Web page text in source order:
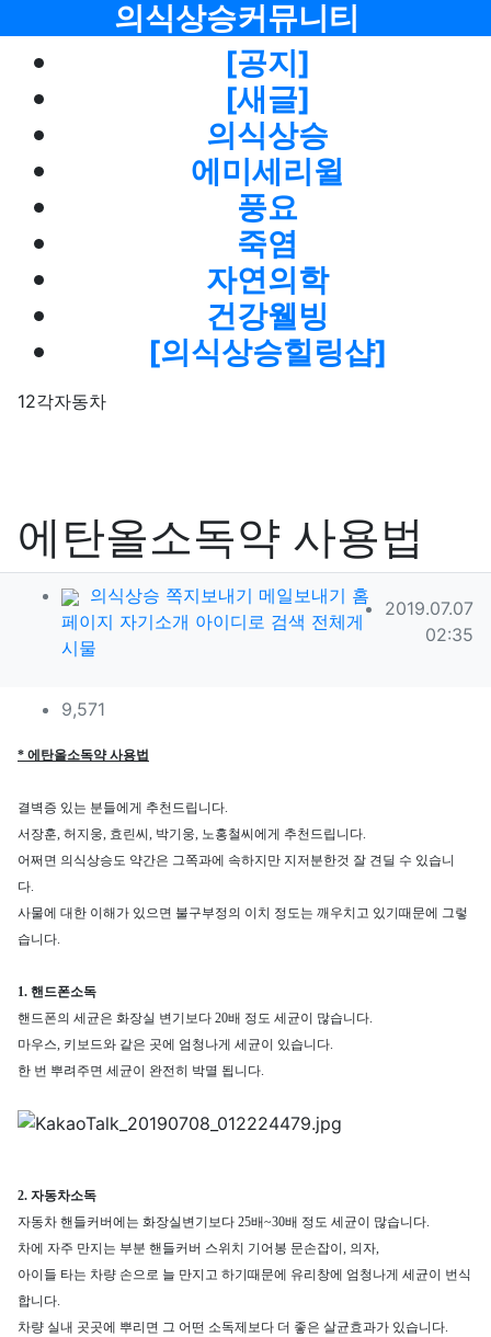
의식상승커뮤니티
[공지]
[새글]
의식상승
에미세리윌
풍요
죽염
자연의학
건강웰빙
[의식상승힐링샵]
12각자동차
에탄올소독약 사용법
작성자 정보
의식상승 쪽지보내기 메일보내기 홈
페이지 자기소개 아이디로 검색 전체게
시물
작성일
2019.07.07
02:35
컨텐츠 정보
9,571
본문
* 에탄올소독약 사용법
결벽증 있는 분들에게 추천드립니다.
서장훈, 허지웅, 효린씨, 박기웅, 노홍철씨에게 추천드립니다.
어쩌면 의식상승도 약간은 그쪽과에 속하지만 지저분한것 잘 견딜 수 있습니
다.
사물에 대한 이해가 있으면 불구부정의 이치 정도는 깨우치고 있기때문에 그렇
습니다.
1. 핸드폰소독
핸드폰의 세균은 화장실 변기보다 20배 정도 세균이 많습니다.
마우스, 키보드와 같은 곳에 엄청나게 세균이 있습니다.
한 번 뿌려주면 세균이 완전히 박멸 됩니다.
2. 자동차소독
자동차 핸들커버에는 화장실변기보다 25배~30배 정도 세균이 많습니다.
차에 자주 만지는 부분 핸들커버 스위치 기어봉 문손잡이, 의자,
아이들 타는 차량 손으로 늘 만지고 하기때문에 유리창에 엄청나게 세균이 번식
합니다.
차량 실내 곳곳에 뿌리면 그 어떤 소독제보다 더 좋은 살균효과가 있습니다.